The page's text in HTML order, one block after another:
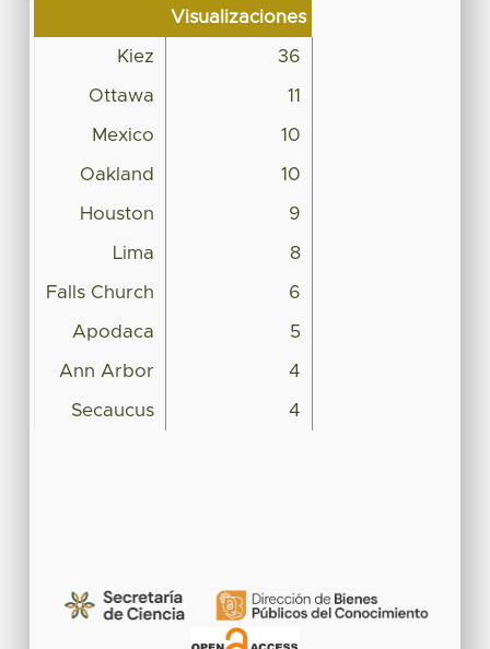
Visualizaciones
Kiez 36
Ottawa 11
Mexico 10
Oakland 10
Houston 9
Lima 8
Falls Church 6
Apodaca 5
Ann Arbor 4
Secaucus 4